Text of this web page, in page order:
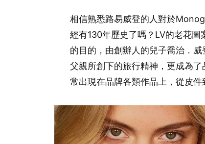
相信熟悉路易威登的人對於
經有130年歷史了嗎？LV的老花
的目的，由創辦人的兒子喬治．
父親所創下的旅行精神，更成為
常出現在品牌各類作品上，從皮件